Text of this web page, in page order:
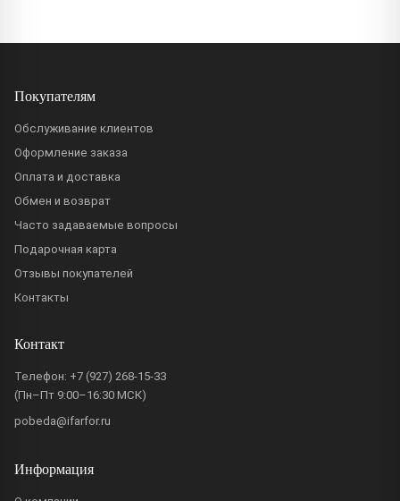
Покупателям
Обслуживание клиентов
Оформление заказа
Оплата и доставка
Обмен и возврат
Часто задаваемые вопросы
Подарочная карта
Отзывы покупателей
Контакты
Контакт
Телефон: +7 (927) 268-15-33
(Пн–Пт 9:00–16:30 МСК)
pobeda@ifarfor.ru
Информация